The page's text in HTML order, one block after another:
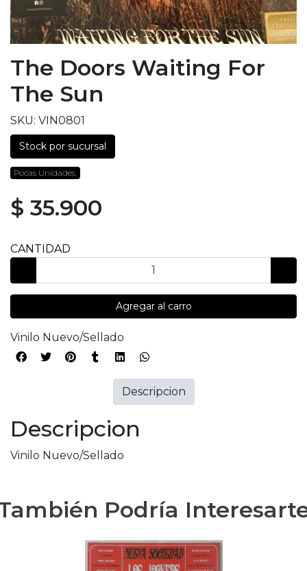
The Doors Waiting For
The Sun
SKU: VIN0801
Stock por sucursal
Pocas Unidades.
$ 35.900
CANTIDAD
Agregar al carro
Vinilo Nuevo/Sellado
Descripcion
Vinilo Nuevo/Sellado
Descripcion
Podría